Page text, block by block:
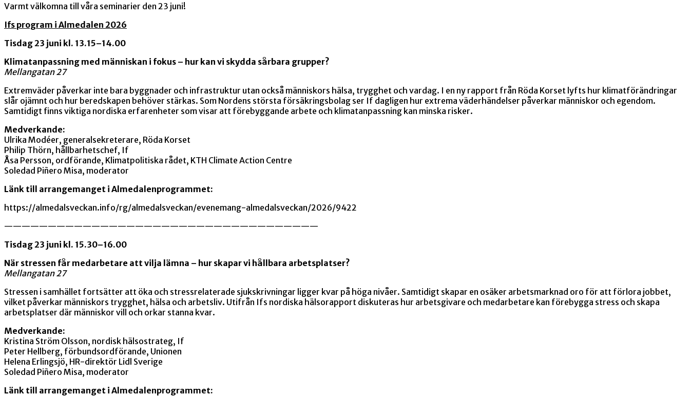
Varmt välkomna till våra seminarier den 23 juni!
Ifs program i Almedalen 2026
Tisdag 23 juni kl. 13.15–14.00
Klimatanpassning med människan i fokus – hur kan vi skydda sårbara grupper?
Mellangatan 27
Extremväder påverkar inte bara byggnader och infrastruktur utan också människors hälsa, trygghet och vardag. I en ny rapport från Röda Korset lyfts hur klimatförändringar
slår ojämnt och hur beredskapen behöver stärkas. Som Nordens största försäkringsbolag ser If dagligen hur extrema väderhändelser påverkar människor och egendom.
Samtidigt finns viktiga nordiska erfarenheter som visar att förebyggande arbete och klimatanpassning kan minska risker.
Medverkande:
Ulrika Modéer, generalsekreterare, Röda Korset
Philip Thörn, hållbarhetschef, If
Åsa Persson, ordförande, Klimatpolitiska rådet, KTH Climate Action Centre
Soledad Piñero Misa, moderator
Länk till arrangemanget i Almedalenprogrammet:
https://almedalsveckan.info/rg/almedalsveckan/evenemang-almedalsveckan/2026/9422
————————————————————————————————————
Tisdag 23 juni kl. 15.30–16.00
När stressen får medarbetare att vilja lämna – hur skapar vi hållbara arbetsplatser?
Mellangatan 27
Stressen i samhället fortsätter att öka och stressrelaterade sjukskrivningar ligger kvar på höga nivåer. Samtidigt skapar en osäker arbetsmarknad oro för att förlora jobbet,
vilket påverkar människors trygghet, hälsa och arbetsliv. Utifrån Ifs nordiska hälsorapport diskuteras hur arbetsgivare och medarbetare kan förebygga stress och skapa
arbetsplatser där människor vill och orkar stanna kvar.
Medverkande:
Kristina Ström Olsson, nordisk hälsostrateg, If
Peter Hellberg, förbundsordförande, Unionen
Helena Erlingsjö, HR-direktör Lidl Sverige
Soledad Piñero Misa, moderator
Länk till arrangemanget i Almedalenprogrammet: